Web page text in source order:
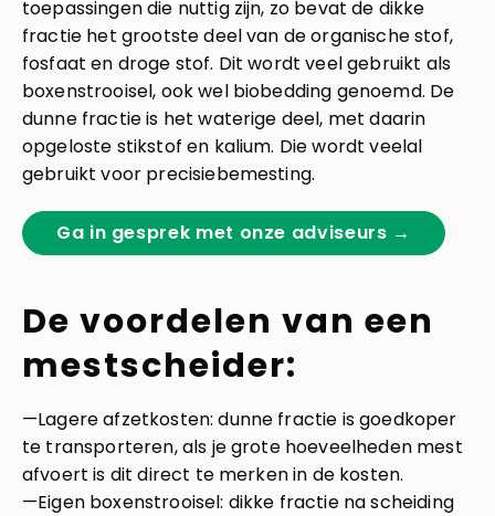
toepassingen die nuttig zijn, zo bevat de dikke
fractie het grootste deel van de organische stof,
fosfaat en droge stof. Dit wordt veel gebruikt als
boxenstrooisel, ook wel biobedding genoemd. De
dunne fractie is het waterige deel, met daarin
opgeloste stikstof en kalium. Die wordt veelal
gebruikt voor precisiebemesting.
Ga in gesprek met onze adviseurs →
De voordelen van een
mestscheider:
—Lagere afzetkosten: dunne fractie is goedkoper
te transporteren, als je grote hoeveelheden mest
afvoert is dit direct te merken in de kosten.
—Eigen boxenstrooisel: dikke fractie na scheiding